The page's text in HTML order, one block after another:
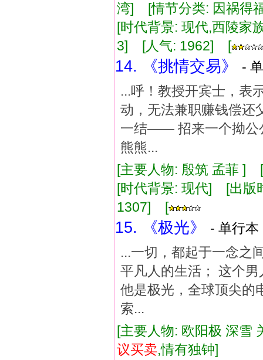
湾] [情节分类: 因祸得
[时代背景: 现代,西陵
3] [人气: 1962] [
14. 《挑情交易》
-
...呼！教授开宾士，
动，无法兼职赚钱偿还
一结—— 招来一个拗公
熊熊...
[主要人物: 殷筑 孟菲
[时代背景: 现代] [出
1307] [
15. 《极光》
- 单行
...一切，都起于一念之
平凡人的生活； 这个
他是极光，全球顶尖的
索...
[主要人物: 欧阳极 深
议买卖,情有独钟]